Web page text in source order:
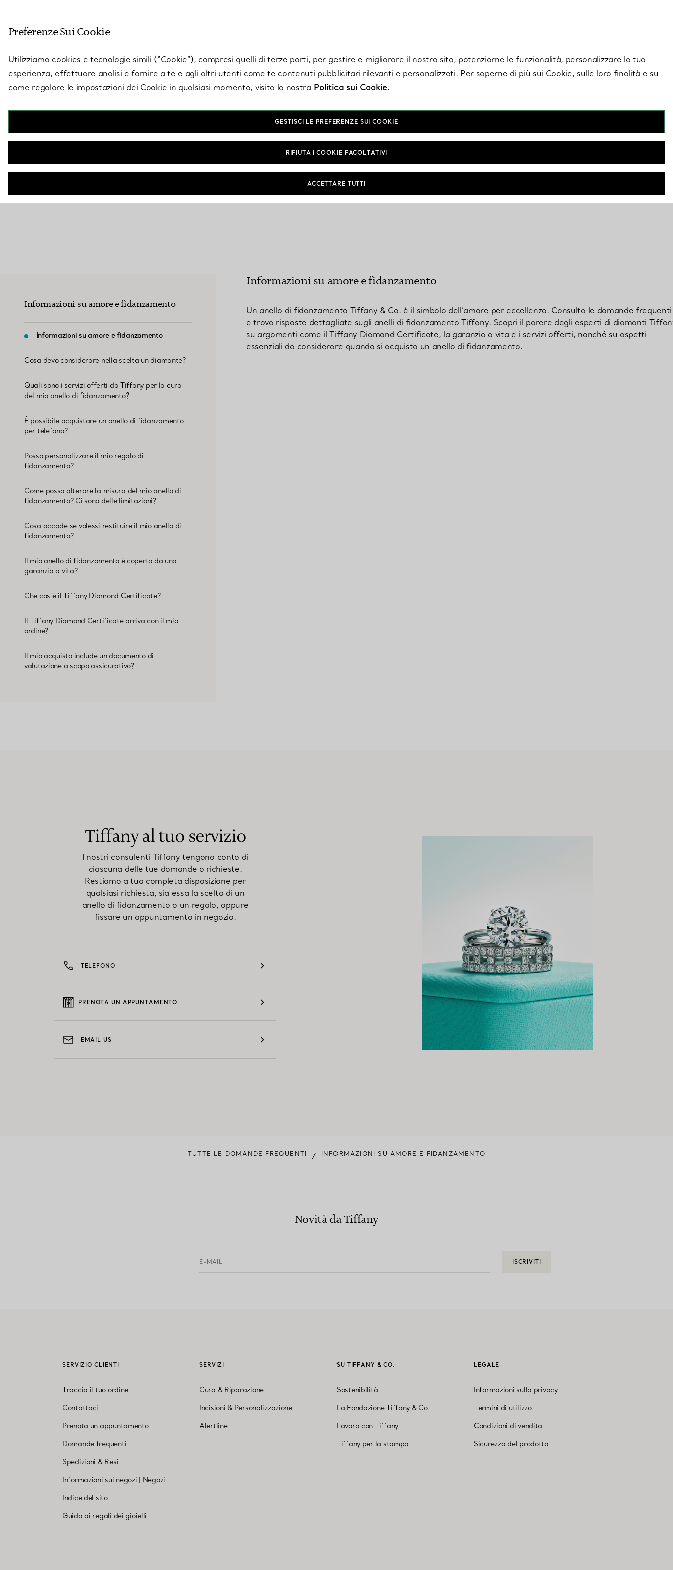
Prenota il tuoappuntamento con un esperto di diamanti Tiffany.
Informazioni su amore e fidanzamento
Domande frequenti
Informazioni su amore e fidanzamento
Informazioni su amore e fidanzamento
Cosa devo considerare nella scelta un diamante?
Quali sono i servizi offerti da Tiffany per la cura
del mio anello di fidanzamento?
È possibile acquistare un anello di fidanzamento
per telefono?
Posso personalizzare il mio regalo di
fidanzamento?
Come posso alterare la misura del mio anello di
fidanzamento? Ci sono delle limitazioni?
Cosa accade se volessi restituire il mio anello di
fidanzamento?
Il mio anello di fidanzamento è coperto da una
garanzia a vita?
Che cos’è il Tiffany Diamond Certificate?
Il Tiffany Diamond Certificate arriva con il mio
ordine?
Il mio acquisto include un documento di
valutazione a scopo assicurativo?
Informazioni su amore e fidanzamento
Un anello di fidanzamento Tiffany & Co. è il simbolo dell’amore per eccellenza. Consulta le domande frequenti
e trova risposte dettagliate sugli anelli di fidanzamento Tiffany. Scopri il parere degli esperti di diamanti
su argomenti come il Tiffany Diamond Certificate, la garanzia a vita e i servizi offerti, nonché su aspetti
essenziali da considerare quando si acquista un anello di fidanzamento.
Tiffany al tuo servizio
I nostri consulenti Tiffany tengono conto di
ciascuna delle tue domande o richieste.
Restiamo a tua completa disposizione per
qualsiasi richiesta, sia essa la scelta di un
anello di fidanzamento o un regalo, oppure
fissare un appuntamento in negozio.
TELEFONO
PRENOTA UN APPUNTAMENTO
EMAIL US
TUTTE LE DOMANDE FREQUENTI / INFORMAZIONI SU AMORE E FIDANZAMENTO
Novità da Tiffany
E-MAIL ISCRIVITI
SERVIZIO CLIENTI
Traccia il tuo ordine
Contattaci
Prenota un appuntamento
Domande frequenti
Spedizioni & Resi
Informazioni sui negozi | Negozi
Indice del sito
Guida ai regali dei gioielli
SERVIZI
Cura & Riparazione
Incisioni & Personalizzazione
Alertline
SU TIFFANY & CO.
Sostenibilità
La Fondazione Tiffany & Co
Lavora con Tiffany
Tiffany per la stampa
LEGALE
Informazioni sulla privacy
Termini di utilizzo
Condizioni di vendita
Sicurezza del prodotto
Preferenze Sui Cookie
Utilizziamo cookies e tecnologie simili (“Cookie”), compresi quelli di terze parti, per gestire e migliorare il nostro sito, potenziarne le funzionalità, personalizzare la tua
esperienza, effettuare analisi e fornire a te e agli altri utenti come te contenuti pubblicitari rilevanti e personalizzati. Per saperne di più sui Cookie, sulle loro finalità e su
come regolare le impostazioni dei Cookie in qualsiasi momento, visita la nostra Politica sui Cookie.
GESTISCI LE PREFERENZE SUI COOKIE
RIFIUTA I COOKIE FACOLTATIVI
ACCETTARE TUTTI